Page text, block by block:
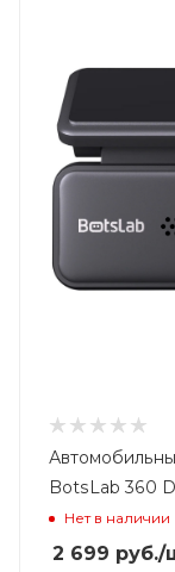
BotsLab 360
Нет в наличии
2 699 руб./